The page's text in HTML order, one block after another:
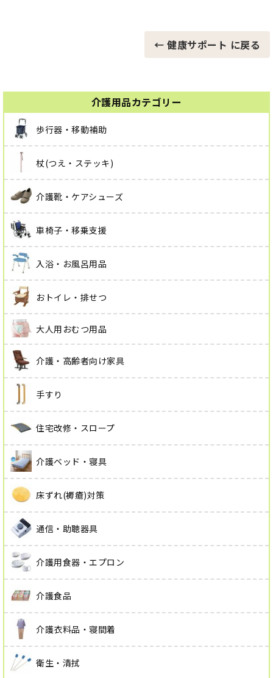
介護用品カテゴリー
歩行器・移動補助
杖(つえ・ステッキ)
介護靴・ケアシューズ
車椅子・移乗支援
入浴・お風呂用品
おトイレ・排せつ
大人用おむつ用品
介護・高齢者向け家具
手すり
住宅改修・スロープ
介護ベッド・寝具
床ずれ(褥瘡)対策
通信・助聴器具
介護用食器・エプロン
介護食品
介護衣料品・寝間着
衛生・清拭
← 健康サポート に戻る